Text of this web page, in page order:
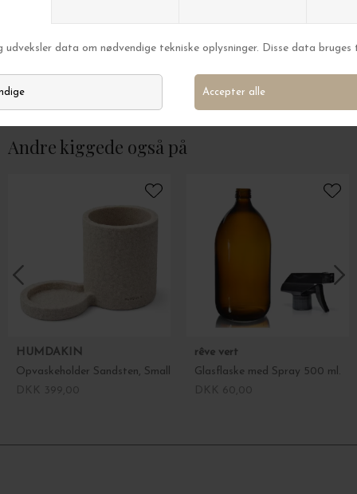
A.Kjærbede
Solbrille Kaya, Striped Horn
DKK 199,00
A.Kjærbede
Solbrille Noah,
Andre kiggede også på
HUMDAKIN
Opvaskeholder Sandsten, Small
rêve vert
Glasflaske med Spray 500 ml.